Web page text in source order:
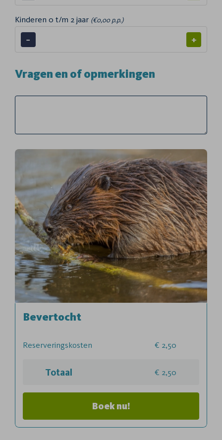
Kinderen 0 t/m 2 jaar (€0,00 p.p.)
− +
Vragen en of opmerkingen
Bevertocht
Reserveringskosten 2,50
Totaal 2,50
Boek nu!